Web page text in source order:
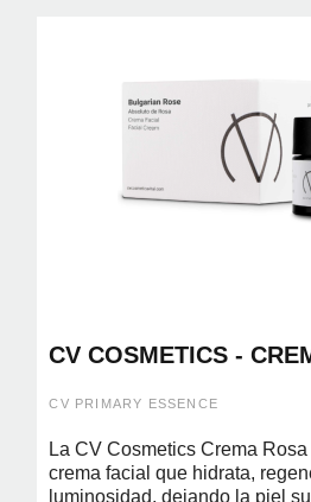
CV COSMETICS -
CV PRIMARY ESSENCE
La CV Cosmetics Crema
crema facial que hidrata,
luminosidad, dejando la piel